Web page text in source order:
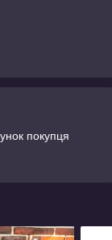
покупця